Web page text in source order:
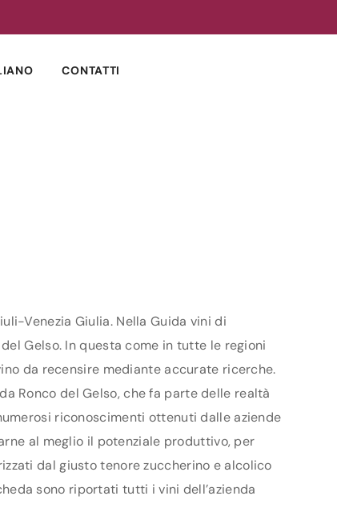
CONTATTI
Venezia Giulia. Nella Guida vini di
Gelso. In questa come in tutte le regioni
da recensire mediante accurate ricerche.
Ronco del Gelso, che fa parte delle realtà
riconoscimenti ottenuti dalle aziende
al meglio il potenziale produttivo, per
dal giusto tenore zuccherino e alcolico
sono riportati tutti i vini dell’azienda